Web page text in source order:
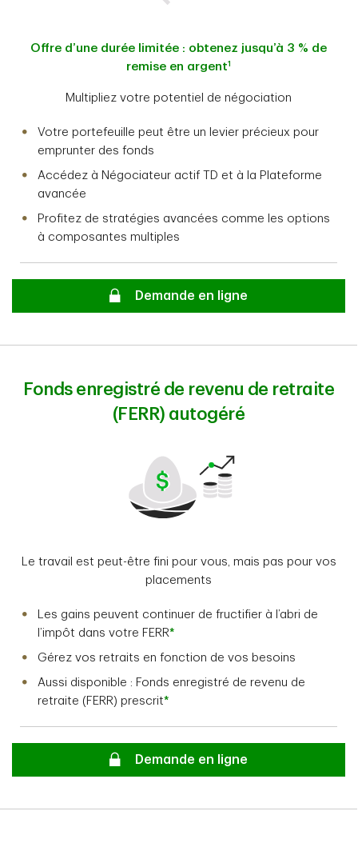
Offre d’une durée limitée : obtenez jusqu’à 3 % de
remise en argent1
Multipliez votre potentiel de négociation
Votre portefeuille peut être un levier précieux pour
emprunter des fonds
Accédez à Négociateur actif TD et à la Plateforme
avancée
Profitez de stratégies avancées comme les options
à composantes multiples
SecureDemande en ligne
Fonds enregistré de revenu de retraite
(FERR) autogéré
Le travail est peut-être fini pour vous, mais pas pour vos
placements
Les gains peuvent continuer de fructifier à l’abri de
l’impôt dans votre FERR*
Gérez vos retraits en fonction de vos besoins
Aussi disponible : Fonds enregistré de revenu de
retraite (FERR) prescrit*
SecureDemande en ligne